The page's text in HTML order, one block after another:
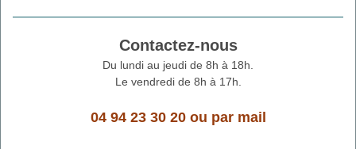
Contactez-nous
Du lundi au jeudi de 8h à 18h.
Le vendredi de 8h à 17h.
04 94 23 30 20ou par mail